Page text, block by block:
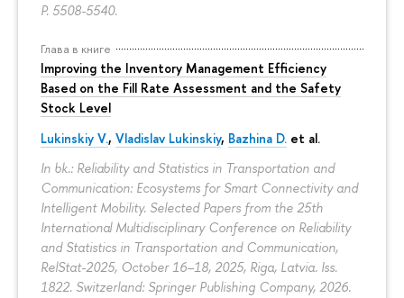
P. 5508-5540.
Глава в книге
Improving the Inventory Management Efficiency
Based on the Fill Rate Assessment and the Safety
Stock Level
Lukinskiy V., Vladislav Lukinskiy, Bazhina D. et al.
In bk.: Reliability and Statistics in Transportation and
Communication: Ecosystems for Smart Connectivity and
Intelligent Mobility. Selected Papers from the 25th
International Multidisciplinary Conference on Reliability
and Statistics in Transportation and Communication,
RelStat-2025, October 16–18, 2025, Riga, Latvia. Iss.
1822. Switzerland: Springer Publishing Company, 2026.